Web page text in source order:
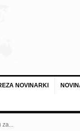
NOVINARKI
za...